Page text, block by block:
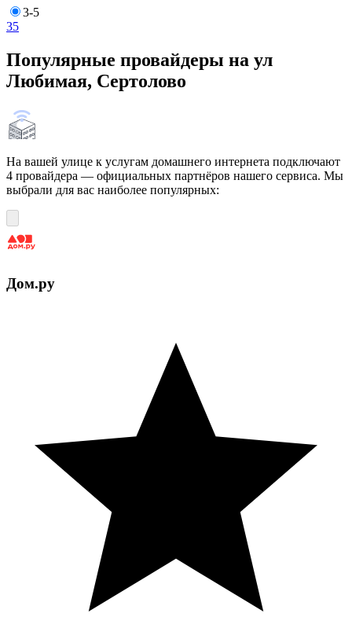
3-5
35
Популярные провайдеры на ул
Любимая, Сертолово
На вашей улице к услугам домашнего интернета подключают
4 провайдера — официальных партнёров нашего сервиса. Мы
выбрали для вас наиболее популярных:
Дом.ру